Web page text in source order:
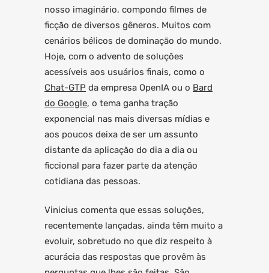
nosso imaginário, compondo filmes de
ficção de diversos gêneros. Muitos com
cenários bélicos de dominação do mundo.
Hoje, com o advento de soluções
acessíveis aos usuários finais, como o
Chat-GTP da empresa OpenIA ou o Bard
do Google, o tema ganha tração
exponencial nas mais diversas mídias e
aos poucos deixa de ser um assunto
distante da aplicação do dia a dia ou
ficcional para fazer parte da atenção
cotidiana das pessoas.
Vinicius comenta que essas soluções,
recentemente lançadas, ainda têm muito a
evoluir, sobretudo no que diz respeito à
acurácia das respostas que provêm às